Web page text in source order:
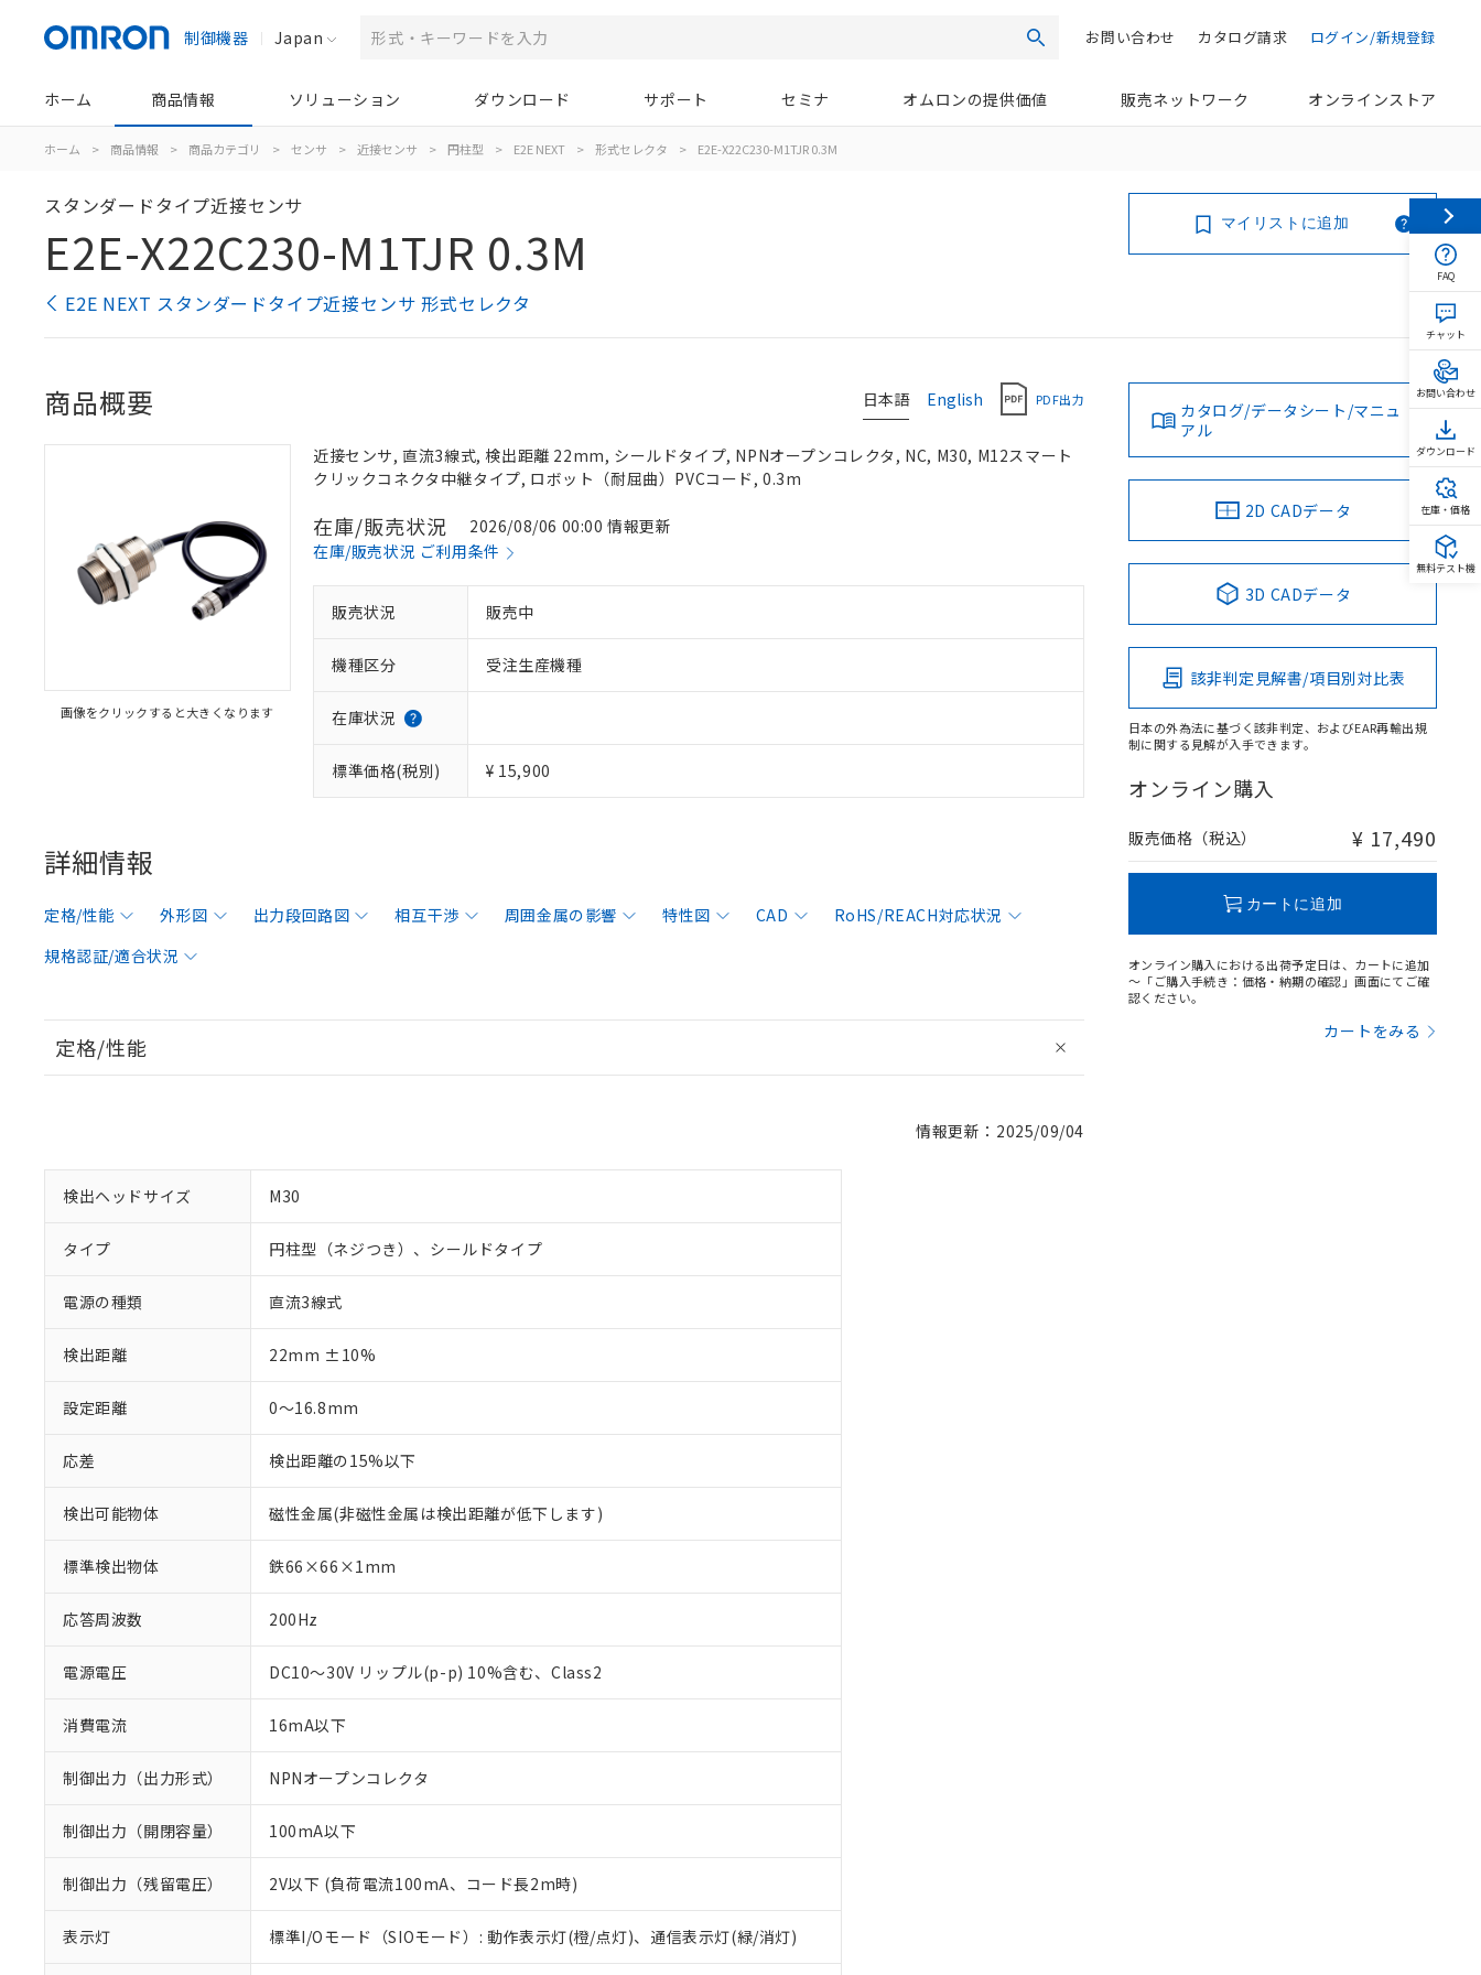
制御機器 Japan 検索 ログイン/新規登録
カタログ請求
お問い合わせ
ホーム 商品情報 ソリューション ダウンロード サポート セミナ オムロンの提供価値 販売ネットワーク オンラインストア
ホーム > 商品情報 > 商品カテゴリ > センサ > 近接センサ > 円柱型 > E2E NEXT > 形式セレクタ > E2E-X22C230-M1TJR 0.3M
スタンダードタイプ近接センサ
E2E-X22C230-M1TJR 0.3M
E2E NEXT スタンダードタイプ近接センサ 形式セレクタ
マイリストに追加
日本語 English PDF出力
商品概要
画像をクリックすると大きくなります
近接センサ, 直流3線式, 検出距離 22mm, シールドタイプ, NPNオープンコレクタ, NC, M30, M12スマート
クリックコネクタ中継タイプ, ロボット（耐屈曲）PVCコード, 0.3m
在庫/販売状況
2026/08/06 00:00 情報更新
在庫/販売状況 ご利用条件
販売状況 販売中
機種区分 受注生産機種
在庫状況
標準価格(税別) ¥ 15,900
詳細情報
定格/性能 外形図 出力段回路図 相互干渉 周囲金属の影響 特性図 CAD
RoHS/REACH対応状況
規格認証/適合状況
定格/性能
情報更新：2025/09/04
検出ヘッドサイズ M30
タイプ 円柱型（ネジつき）、シールドタイプ
電源の種類 直流3線式
検出距離 22mm ±10%
設定距離 0～16.8mm
応差 検出距離の15%以下
検出可能物体 磁性金属(非磁性金属は検出距離が低下します)
標準検出物体 鉄66×66×1mm
応答周波数 200Hz
電源電圧 DC10～30V リップル(p-p) 10%含む、Class2
消費電流 16mA以下
制御出力（出力形式） NPNオープンコレクタ
制御出力（開閉容量） 100mA以下
制御出力（残留電圧） 2V以下 (負荷電流100mA、コード長2m時)
表示灯 標準I/Oモード（SIOモード）: 動作表示灯(橙/点灯)、通信表示灯(緑/消灯)
カタログ/データシート/マニュ
アル
2D CADデータ
3D CADデータ
該非判定見解書/項目別対比表
日本の外為法に基づく該非判定、およびEAR再輸出規
制に関する見解が入手できます。
オンライン購入
販売価格（税込） ¥ 17,490
カートに追加
オンライン購入における出荷予定日は、カートに追加
～「ご購入手続き：価格・納期の確認」画面にてご確
認ください。
カートをみる
※1 対応状況
対応済み：EU RoHS指令（10物質）の非含有に対応した製品が提供可能な商品です。
対応予定：EU RoHS指令（10物質）の非含有に対応した製品に切り替える予定のある商品です。
FAQ
チャット
お問い合わせ
ダウンロード
在庫・価格
無料テスト機